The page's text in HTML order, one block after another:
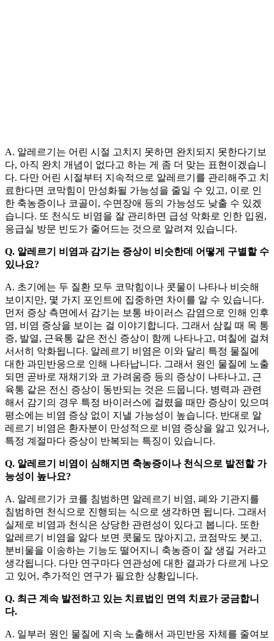
A. 알레르기는 어린 시절 고치지 못하면 완치되지 못한다기보
다, 아직 완치 개념이 없다고 하는 게 좀 더 맞는 표현이겠습니
다. 다만 어린 시절부터 지속적으로 알레르기를 관리해주고 치
료한다면 코막힘이 만성화될 가능성을 줄일 수 있고, 이로 인
한 축농증이나 코골이, 수면장애 등의 가능성도 낮출 수 있겠
습니다. 또 천식도 비염을 잘 관리하면 급성 악화로 인한 입원,
응급실 방문 빈도가 줄어드는 것으로 알려져 있습니다.
Q. 알레르기 비염과 감기는 증상이 비슷한데 어떻게 구별할 수
있나요?
A. 초기에는 두 질환 모두 코막힘이나 콧물이 나타나 비슷해
보이지만, 몇 가지 포인트에 집중하면 차이를 알 수 있습니다.
먼저 증상 측면에서 감기는 보통 바이러스 감염으로 인해 인후
염, 비염 증상을 보이는 걸 이야기합니다. 그래서 삼킬 때 목 통
증, 발열, 근육통 같은 전신 증상이 함께 나타나고, 며칠에 걸쳐
서서히 악화됩니다. 알레르기 비염은 이와 달리 특정 물질에
대한 과민반응으로 인해 나타납니다. 그래서 원인 물질에 노출
되면 곧바로 재채기와 코 가려움증 등의 증상이 나타나고, 근
육통 같은 전신 증상이 동반되는 것은 드뭅니다. 병력과 관련
해서 감기의 경우 특정 바이러스에 걸렸을 때만 증상이 있으며
평소에는 비염 증상 없이 지낼 가능성이 높습니다. 반대로 알
레르기 비염은 환자분이 만성적으로 비염 증상을 앓고 있거나,
특정 계절마다 증상이 반복되는 특징이 있습니다.
Q. 알레르기 비염이 심해지면 축농증이나 천식으로 발전할 가
능성이 높나요?
A. 알레르기가 코를 침범하면 알레르기 비염, 폐와 기관지를
침범하면 천식으로 진행되는 식으로 생각하면 됩니다. 그래서
실제로 비염과 천식은 상당한 관련성이 있다고 봅니다. 또한
알레르기 비염을 앓다 보면 콧물도 많아지고, 코점막도 붓고,
분비물을 이송하는 기능도 떨어지니 축농증이 잘 생길 거라고
생각됩니다. 다만 연구마다 연관성에 대한 결과가 다르게 나오
고 있어, 추가적인 연구가 필요한 상황입니다.
Q. 최근 계속 발전하고 있는 치료법인 면역 치료가 궁금합니
다.
A. 일부러 원인 물질에 지속 노출해서 과민반응 자체를 줄여보